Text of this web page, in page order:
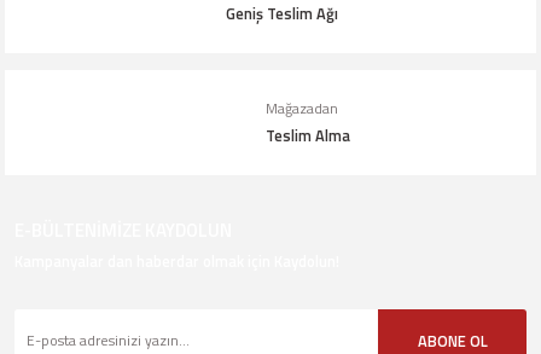
Geniş Teslim Ağı
Mağazadan
Teslim Alma
ABONE OL